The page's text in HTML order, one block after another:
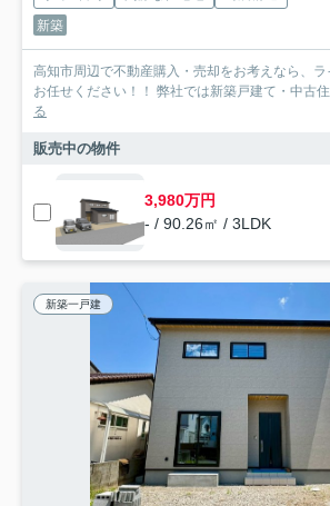
新築
高知市周辺で不動産購入・売却をお考えなら、
お任せください！！ 弊社では新築戸建て・中古
る
販売中の物件
3,980万円
- / 90.26㎡ / 3LDK
新築一戸建